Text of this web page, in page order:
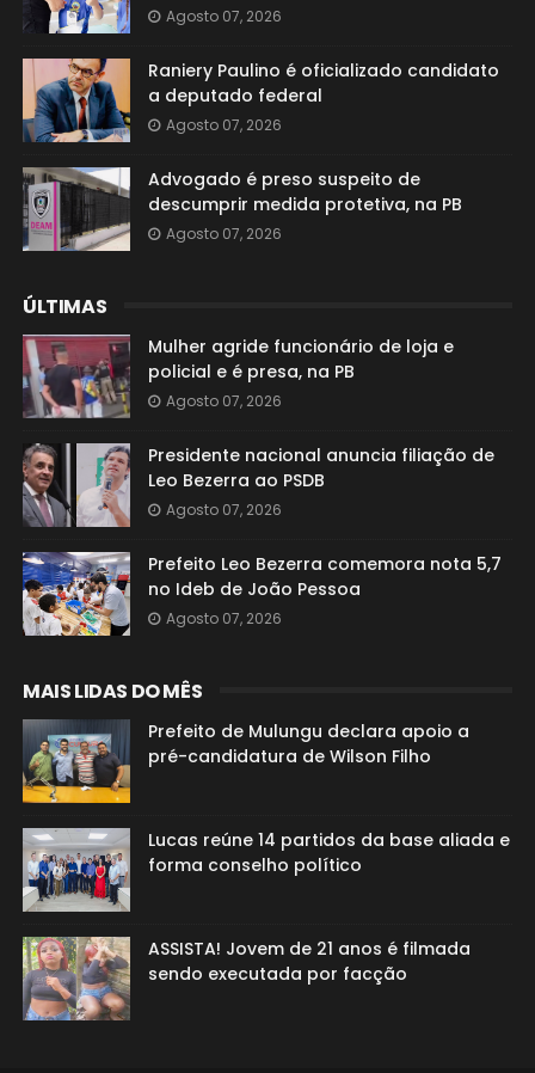
Agosto 07, 2026
Raniery Paulino é oficializado candidato
a deputado federal
Agosto 07, 2026
Advogado é preso suspeito de
descumprir medida protetiva, na PB
Agosto 07, 2026
ÚLTIMAS
Mulher agride funcionário de loja e
policial e é presa, na PB
Agosto 07, 2026
Presidente nacional anuncia filiação de
Leo Bezerra ao PSDB
Agosto 07, 2026
Prefeito Leo Bezerra comemora nota 5,7
no Ideb de João Pessoa
Agosto 07, 2026
MAIS LIDAS DO MÊS
Prefeito de Mulungu declara apoio a
pré-candidatura de Wilson Filho
Lucas reúne 14 partidos da base aliada e
forma conselho político
ASSISTA! Jovem de 21 anos é filmada
sendo executada por facção